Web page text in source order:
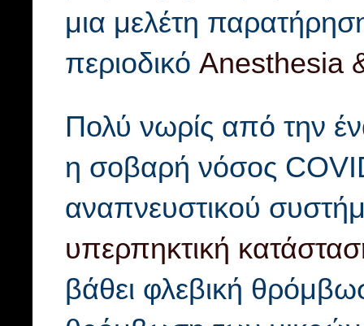
μια μελέτη
περιοδικό Anesthesia
Πολύ νωρίς από την
η σοβαρή νόσος
αναπνευστικού
υπερπηκτική
βάθει φλεβική